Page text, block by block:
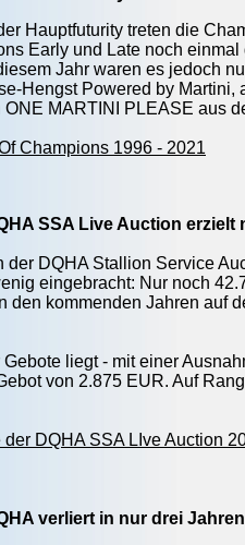
Hauptfuturity treten die
Early und Late noch
Jahr waren es jedoch
Hengst Powered by
MARTINI PLEASE aus
Champions 1996 - 2021
SSA Live Auction erzielt
der DQHA Stallion Service
eingebracht: Nur noch
den kommenden Jahren auf
Gebote liegt - mit einer
von 2.875 EUR. Auf
DQHA SSA LIve Auction
verliert in nur drei